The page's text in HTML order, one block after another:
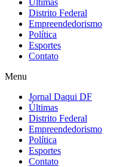
Últimas
Distrito Federal
Empreendedorismo
Política
Esportes
Contato
Menu
Jornal Daqui DF
Últimas
Distrito Federal
Empreendedorismo
Política
Esportes
Contato